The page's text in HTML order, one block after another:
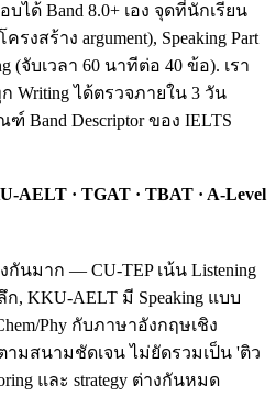
ได้ Band 8.0+ เอง จุดที่นักเรียน
งสร้าง argument), Speaking Part
(จับเวลา 60 นาทีต่อ 40 ข้อ). เรา
Writing ได้ตรวจภายใน 3 วัน
Band Descriptor ของ IELTS
AELT · TGAT · TBAT · A-Level
นมาก — CU-TEP เน้น Listening
ก, KKU-AELT มี Speaking แบบ
Phy กับภาษาอังกฤษเชิง
ามสนามชัดเจน ไม่ยัดรวมเป็น 'ติว
และ strategy ต่างกันหมด